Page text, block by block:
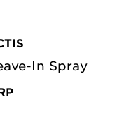
In Spray